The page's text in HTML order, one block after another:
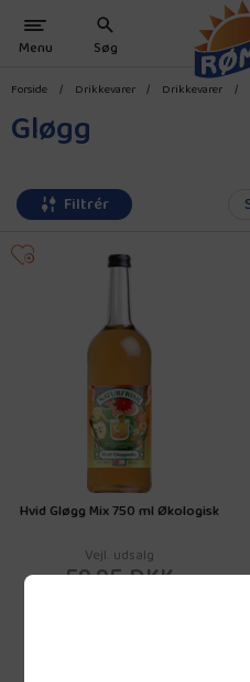
Forside / Drikkevarer / Drikkevarer /
Gløgg
Filtrér
Hvid Gløgg Mix 750 ml Økologisk
Vejl. udsalg
59,95 DKK